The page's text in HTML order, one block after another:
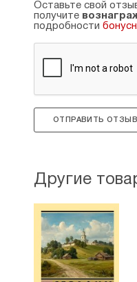
Оставьте свой
получите
подробности
ОТПРАВИТЬ ОТЗЫВ
Другие